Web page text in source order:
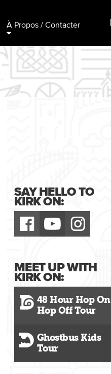
À Propos / Contacter
SAY HELLO TO
KIRK ON:
MEET UP WITH
KIRK ON:
48 Hour Hop On
Hop Off Tour
Ghostbus Kids
Tour